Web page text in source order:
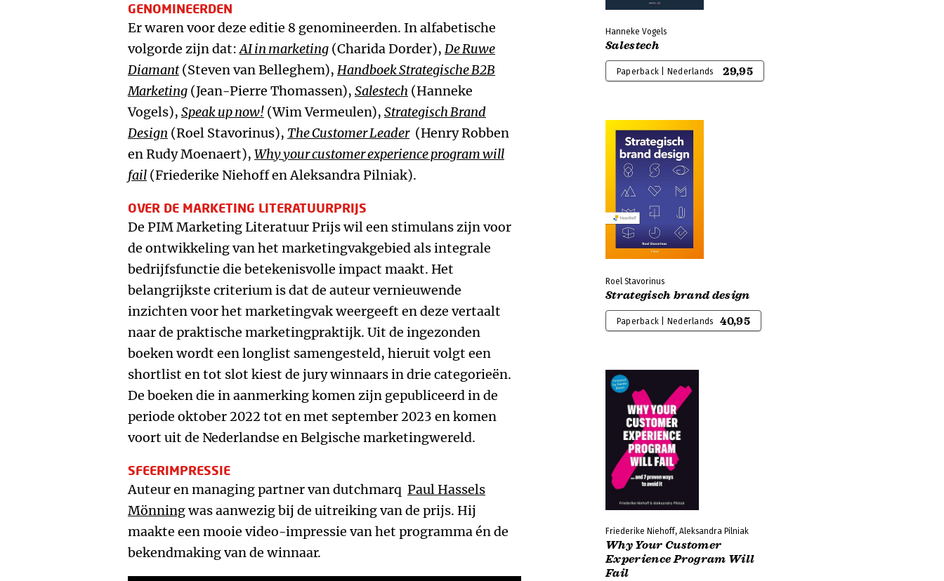
GENOMINEERDEN
Er waren voor deze editie 8 genomineerden. In alfabetische
volgorde zijn dat:AI in marketing (Charida Dorder), De Ruwe
Diamant(Steven van Belleghem), Handboek Strategische B2B
Marketing (Jean-Pierre Thomassen), Salestech (Hanneke
Vogels), Speak up now! (Wim Vermeulen), Strategisch Brand
Design (Roel Stavorinus), The Customer Leader(Henry Robben
en Rudy Moenaert), Why your customer experience program will
fail (Friederike Niehoff en Aleksandra Pilniak).
OVER DE MARKETING LITERATUURPRIJS
De PIM Marketing Literatuur Prijs wil een stimulans zijn voor
de ontwikkeling van het marketingvakgebied als integrale
bedrijfsfunctie die betekenisvolle impact maakt. Het
belangrijkste criterium is dat de auteur vernieuwende
inzichten voor het marketingvak weergeeft en deze vertaalt
naar de praktische marketingpraktijk. Uit de ingezonden
boeken wordt een longlist samengesteld, hieruit volgt een
shortlist en tot slot kiest de jury winnaars in drie categorieën.
De boeken die in aanmerking komen zijn gepubliceerd in de
periode oktober 2022 tot en met september 2023 en komen
voort uit de Nederlandse en Belgische marketingwereld.
SFEERIMPRESSIE
Auteur en managing partner van dutchmarq Paul Hassels
Mönningwas aanwezig bij de uitreiking van de prijs. Hij
maakte een mooie video-impressie van het programma én de
bekendmaking van de winnaar.
Hanneke Vogels
Salestech
Paperback | Nederlands 29,95
Roel Stavorinus
Strategisch brand design
Paperback | Nederlands 40,95
Friederike Niehoff, Aleksandra Pilniak
Why Your Customer
Experience Program Will
Fail